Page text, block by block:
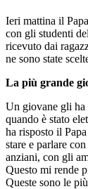
Ieri mattina il
con gli studenti
ricevuto dai
ne sono state
La più grande
Un giovane gli ha
quando è stato
ha risposto il
stare e parlare
anziani, con gli
Questo mi rende
Queste sono le